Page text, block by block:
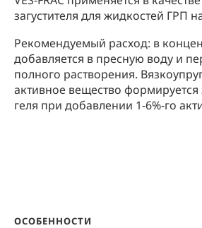
загустителя для жидкостей ГРП
Рекомендуемый расход: в
добавляется в пресную воду и
полного растворения.
активное вещество формируется
геля при добавлении 1-6%-го
ОСОБЕННОСТИ